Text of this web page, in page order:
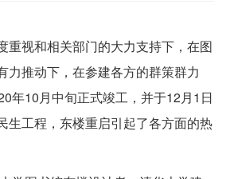
重视和相关部门的大力支持下，在图
力推动下，在参建各方的群策群力
年10月中旬正式竣工，并于12月1日
生工程，东楼重启引起了各方面的热